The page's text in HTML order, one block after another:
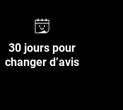
30 jours pour
changer d’avis